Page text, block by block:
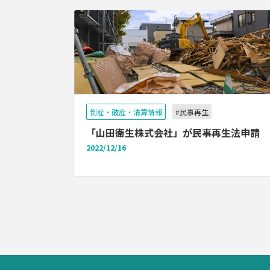
倒産・破産・清算情報 #民事再生
「山田衛生株式会社」が民事再生法申請
2022/12/16